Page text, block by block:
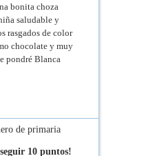
bonita choza
saludable y
rasgados de color
chocolate y muy
pondré Blanca
original.
de primaria
10 puntos!